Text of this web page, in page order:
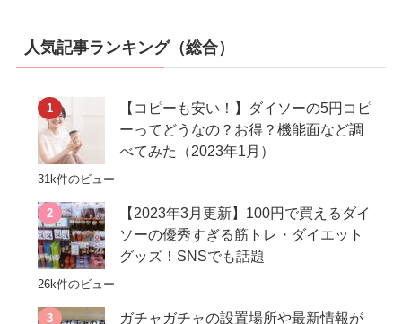
人気記事ランキング（総合）
【コピーも安い！】ダイソーの5円コピ
ーってどうなの？お得？機能面など調
べてみた（2023年1月）
31k件のビュー
【2023年3月更新】100円で買えるダイ
ソーの優秀すぎる筋トレ・ダイエット
グッズ！SNSでも話題
26k件のビュー
ガチャガチャの設置場所や最新情報が